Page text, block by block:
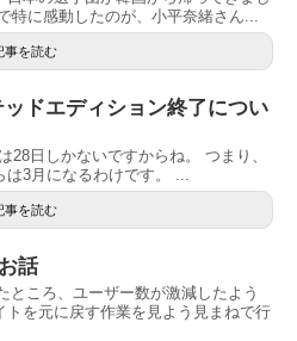
特に感動したのが、小平奈緒さん...
事を読む
ドエディション終了につい
28日しかないですからね。 つまり、
3月になるわけです。 ...
事を読む
話
ところ、ユーザー数が激減したよう
を元に戻す作業を見よう見まねで行